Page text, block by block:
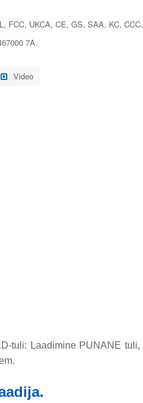
FCC, UKCA, CE, GS, SAA, KC, CCC.
7A.
Video
tuli: Laadimine PUNANE tuli,